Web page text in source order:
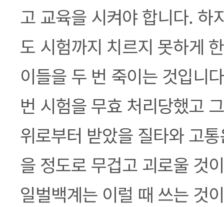
고 교육을 시켜야 합니다. 하
도 시험까지 치르지 못하게
이들을 두 번 죽이는 것입니
번 시험을 무효 처리당했고
위로부터 받았을 질타와 고
을 정도로 무겁고 괴로울 것
일벌백계는 이럴 때 쓰는 것